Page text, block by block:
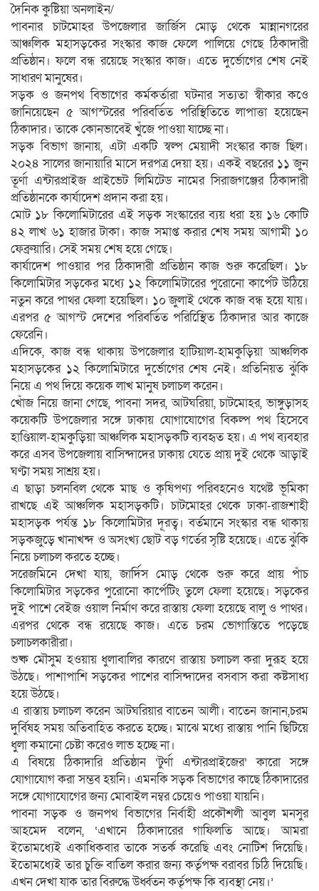
দৈনিক কুষ্টিয়া অনলাইন/
পাবনার চাটমোহর উপজেলার জার্জিস মোড় থেকে মান্নানগরের
আঞ্চলিক মহাসড়কের সংস্কার কাজ ফেলে পালিয়ে গেছে ঠিকাদারী
প্রতিষ্ঠান। ফলে বন্ধ রয়েছে সংস্কার কাজ। এতে দুর্ভোগের শেষ নেই
সাধারণ মানুষের।
সড়ক ও জনপথ বিভাগের কর্মকর্তারা ঘটনার সত্যতা স্বীকার কওে
জানিয়েছেন ৫ আগস্টরের পরিবর্তিত পরিস্থিতিতে লাপাত্তা হয়েছেন
ঠিকাদার। তাকে কোনভাবেই খুঁজে পাওয়া যাচ্ছে না।
সড়ক বিভাগ জানায়, এটা একটি স্বল্প মেয়াদী সংস্কার কাজ ছিল।
২০২৪ সালের জানায়ারি মাসে দরপত্র দেয়া হয়। একই বছরের ১১ জুন
তূর্ণা এন্টারপ্রাইজ প্রাইভেট লিমিটেড নামের সিরাজগঞ্জের ঠিকাদারী
প্রতিষ্ঠানকে কার্যাদেশ প্রদান করা হয়।
মোট ১৮ কিলোমিটারের এই সড়ক সংস্কারের ব্যয় ধরা হয় ১৬ কোটি
৪২ লাখ ৬১ হাজার টাকা। কাজ সমাপ্ত করার শেষ সময় আগামী ১০
ফেব্রুয়ারি। সেই সময় শেষ হয়ে গেছে।
কার্যাদেশ পাওয়ার পর ঠিকাদারী প্রতিষ্ঠান কাজ শুরু করেছিল। ১৮
কিলোমিটার সড়কের মধ্যে ১২ কিলোমিটারের পুরোনো কার্পেট উঠিয়ে
নতুন করে পাথর ফেলা হয়েছিল। ১০ জুলাই থেকে কাজ বন্ধ হয়ে যায়।
এরপর ৫ আগস্ট দেশের পরিবর্তিত পরিস্থিেিত ঠিকাদার আর কাজে
ফেরেনি।
এদিকে, কাজ বন্ধ থাকায় উপজেলার হাটিয়াল-হামকুড়িয়া আঞ্চলিক
মহাসড়কের ১২ কিলোমিটারে দুর্ভোগের শেষ নেই। প্রতিনিয়ত ঝুঁকি
নিয়ে এ পথ দিয়ে কয়েক লাখ মানুষ চলাচল করেন।
খোঁজ নিয়ে জানা গেছে, পাবনা সদর, আটঘরিয়া, চাটমোহর, ভাঙ্গুড়াসহ
কয়েকটি উপজেলার সঙ্গে ঢাকায় যোগাযোগের বিকল্প পথ হিসেবে
হাণ্ডিয়াল-হামকুড়িয়া আঞ্চলিক মহাসড়কটি ব্যবহৃত হয়। এ পথ ব্যবহার
করে এসব উপজেলায় বাসিন্দাদের ঢাকায় যেতে প্রায় দুই থেকে আড়াই
ঘণ্টা সময় সাশ্রয় হয়।
এ ছাড়া চলনবিল থেকে মাছ ও কৃষিপণ্য পরিবহনেও যথেষ্ট ভূমিকা
রাখছে এই আঞ্চলিক মহাসড়কটি। চাটমোহর থেকে ঢাকা-রাজশাহী
মহাসড়ক পর্যন্ত ১৮ কিলোমিটার দূরত্ব। বর্তমানে সংস্কার বন্ধ থাকায়
সড়কজুড়ে খানাখন্দ ও অসংখ্য ছোট বড় গর্তের সৃষ্টি হয়েছে। এতে ঝুঁকি
নিয়ে চলাচল করতে হচ্ছে।
সরেজমিনে দেখা যায়, জার্দিস মোড় থেকে শুরু করে প্রায় পাঁচ
কিলোমিটার সড়কের পুরোনো কার্পেটিং তুলে ফেলা হয়েছে। সড়কের
দুই পাশে বেইজ ওয়াল নির্মাণ করে রাস্তায় ফেলা হয়েছে বালু ও পাথর।
এরপর থেকে বন্ধ রয়েছে কাজ। এতে চরম ভোগান্তিতে পড়েছে
চলাচলকারীরা।
শুষ্ক মৌসুম হওয়ায় ধুলাবালির কারণে রাস্তায় চলাচল করা দুরূহ হয়ে
উঠছে। পাশাপাশি সড়কের পাশের বাসিন্দাদের বসবাস করা কষ্টসাধ্য
হয়ে উঠছে।
এ রাস্তায় চলাচল করেন আটঘরিয়ার বাতেন আলী। বাতেন জানান,চরম
দুর্বিষহ সময় অতিবাহিত করতে হচ্ছে। মাঝে মধ্যে রাস্তায় পানি ছিটিয়ে
ধুলা কমানো চেষ্টা করেও লাভ হচ্ছে না।
এ বিষয়ে ঠিকাদারি প্রতিষ্ঠান ‘টুর্ণা এন্টারপ্রাইজের’ কারো সঙ্গে
যোগাযোগ করা সম্ভব হয়নি। এমনকি সড়ক বিভাগের কাছে ঠিকাদারের
সঙ্গে যোগাযোগের জন্য মোবাইল নম্বর চেয়েও পাওয়া যায়নি।
পাবনা সড়ক ও জনপথ বিভাগের নির্বাহী প্রকৌশলী আবুল মনসুর
আহমেদ বলেন, ‘এখানে ঠিকাদারের গাফিলতি আছে। আমরা
ইতোমধ্যেই একাধিকবার তাকে সতর্ক করেছি এবং নোটিশ দিয়েছি।
ইতোমধ্যেই তার চুক্তি বাতিল করার জন্য কর্তৃপক্ষ বরাবর চিঠি দিয়েছি।
এখন দেখা যাক তার বিরুদ্ধে উর্ধ্বতন কর্তৃপক্ষ কি ব্যবস্থা নেয়।’